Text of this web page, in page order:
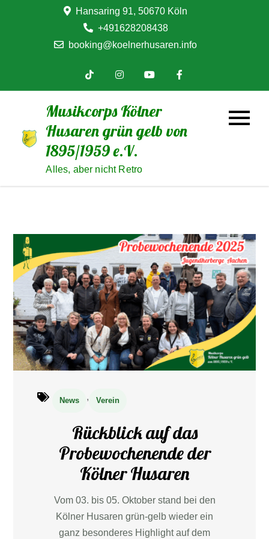
Hansaring 91, 50670 Köln
+491628208438
booking@koelnerhusaren.info
Musikcorps Kölner
Husaren grün gelb von
1895/1959 e.V.
Alles, aber nicht Retro
News , Verein
Rückblick auf das
Probewochenende der
Kölner Husaren
Vom 03. bis 05. Oktober stand bei den
Kölner Husaren grün-gelb wieder ein
ganz besonderes Highlight auf dem